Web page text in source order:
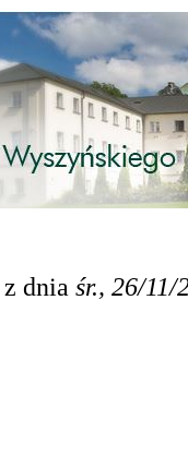
z dnia śr., 26/11/